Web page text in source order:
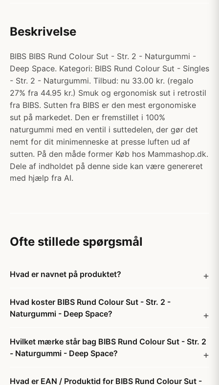
Beskrivelse
BIBS BIBS Rund Colour Sut - Str. 2 - Naturgummi -
Deep Space. Kategori: BIBS Rund Colour Sut - Singles
- Str. 2 - Naturgummi. Tilbud: nu 33.00 kr. (regalo
27% fra 44.95 kr.) Smuk og ergonomisk sut i retrostil
fra BIBS. Sutten fra BIBS er den mest ergonomiske
sut på markedet. Den er fremstillet i 100%
naturgummi med en ventil i suttedelen, der gør det
nemt for dit minimenneske at presse luften ud af
sutten. På den måde former Køb hos Mammashop.dk.
Dele af indholdet på denne side kan være genereret
med hjælp fra AI.
Ofte stillede spørgsmål
Hvad er navnet på produktet?
Hvad koster BIBS Rund Colour Sut - Str. 2 -
Naturgummi - Deep Space?
Hvilket mærke står bag BIBS Rund Colour Sut - Str. 2
- Naturgummi - Deep Space?
Hvad er EAN / Produktid for BIBS Rund Colour Sut -